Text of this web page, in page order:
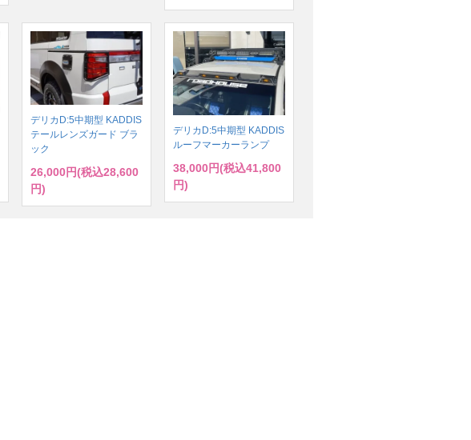
デリカD:5中期型 KADDIS
テールレンズガード ブラ
ック
26,000円(税込28,600
円)
デリカD:5中期型 KADDIS
ルーフマーカーランプ
38,000円(税込41,800
円)